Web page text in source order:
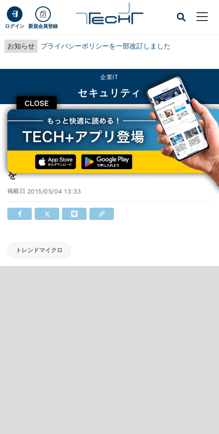
ログイン 新規会員登録
お知らせ プライバシーポリシーを一部改訂しました
CLOSE
企業IT
セキュリティ
TECH+ 企業IT
セキュリティ
人気CMS「WordPress」に脆弱性、至急更新を
人気CMS「WordPress」に脆弱性、至急更新
を
掲載日 2015/05/04 13:33
トレンドマイクロ